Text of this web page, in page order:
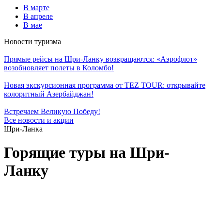
В марте
В апреле
В мае
Новости туризма
Прямые рейсы на Шри-Ланку возвращаются: «Аэрофлот»
возобновляет полеты в Коломбо!
Новая экскурсионная программа от TEZ TOUR: открывайте
колоритный Азербайджан!
Встречаем Великую Победу!
Все новости и акции
Шри-Ланка
Горящие туры на Шри-
Ланку